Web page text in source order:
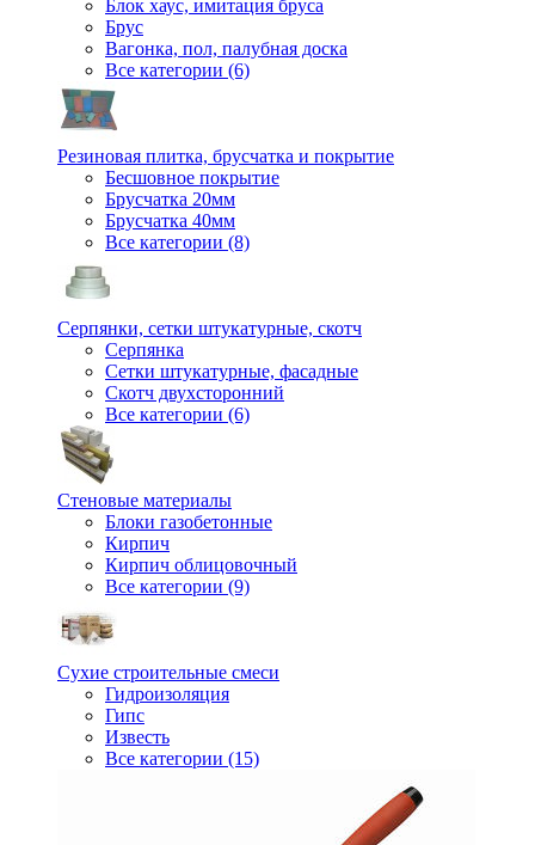
Блок хаус, имитация бруса
Брус
Вагонка, пол, палубная доска
Все категории (6)
Резиновая плитка, брусчатка и покрытие
Бесшовное покрытие
Брусчатка 20мм
Брусчатка 40мм
Все категории (8)
Серпянки, сетки штукатурные, скотч
Серпянка
Сетки штукатурные, фасадные
Скотч двухсторонний
Все категории (6)
Стеновые материалы
Блоки газобетонные
Кирпич
Кирпич облицовочный
Все категории (9)
Сухие строительные смеси
Гидроизоляция
Гипс
Известь
Все категории (15)